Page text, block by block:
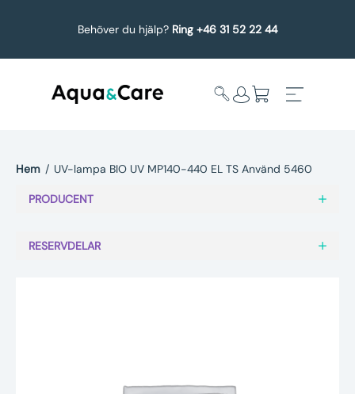
Behöver du hjälp? Ring +46 31 52 22 44
undermeny
Hem / UV-lampa BIO UV MP140-440 EL TS Använd 5460
PRODUCENT
RESERVDELAR